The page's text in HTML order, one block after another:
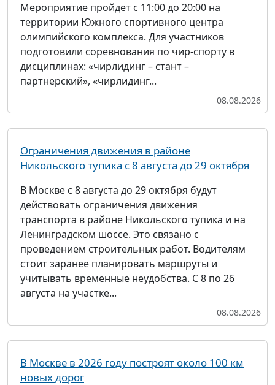
Мероприятие пройдет с 11:00 до 20:00 на
территории Южного спортивного центра
олимпийского комплекса. Для участников
подготовили соревнования по чир-спорту в
дисциплинах: «чирлидинг – стант –
партнерский», «чирлидинг...
08.08.2026
Ограничения движения в районе
Никольского тупика с 8 августа до 29 октября
В Москве с 8 августа до 29 октября будут
действовать ограничения движения
транспорта в районе Никольского тупика и на
Ленинградском шоссе. Это связано с
проведением строительных работ. Водителям
стоит заранее планировать маршруты и
учитывать временные неудобства. С 8 по 26
августа на участке...
08.08.2026
В Москве в 2026 году построят около 100 км
новых дорог